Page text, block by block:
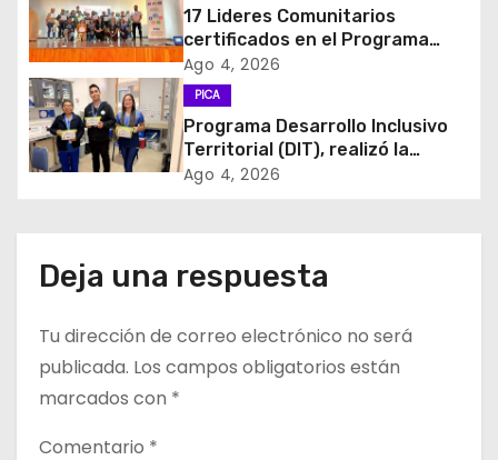
d
e
e
n
r
d
a
s
17 Lideres Comunitarios
certificados en el Programa
MÁS AMA
Ago 4, 2026
PICA
Programa Desarrollo Inclusivo
Territorial (DIT), realizó la
entrega de Cajas de Regulación
Ago 4, 2026
Deja una respuesta
Tu dirección de correo electrónico no será
publicada. Los campos obligatorios están
marcados con *
Comentario *